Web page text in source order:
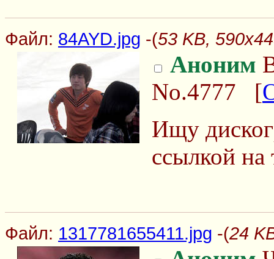
Файл: 84AYD.jpg -(53 KB,
Аноним
No.4777 [
Ищу
ссылкой на
Файл: 1317781655411.jpg -(24